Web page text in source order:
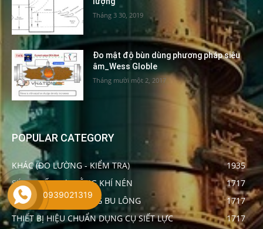
Tháng 3 30, 2019
Đo mật độ bùn dùng phương pháp siêu
âm_Wess Globle
Tháng mười một 2, 2017
POPULAR CATEGORY
KHÁC (ĐO LƯỜNG - KIỂM TRA)
1935
SÚNG SIẾT LỰC BẰNG KHÍ NÉN
1717
THIẾT BỊ ĐO LỰC CĂNG BU LÔNG
1717
THIẾT BỊ HIỆU CHUẨN DỤNG CỤ SIẾT LỰC
1717
0939021319